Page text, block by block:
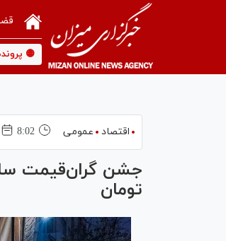
🟡
اقتصاد عمومی 8:02
تومان